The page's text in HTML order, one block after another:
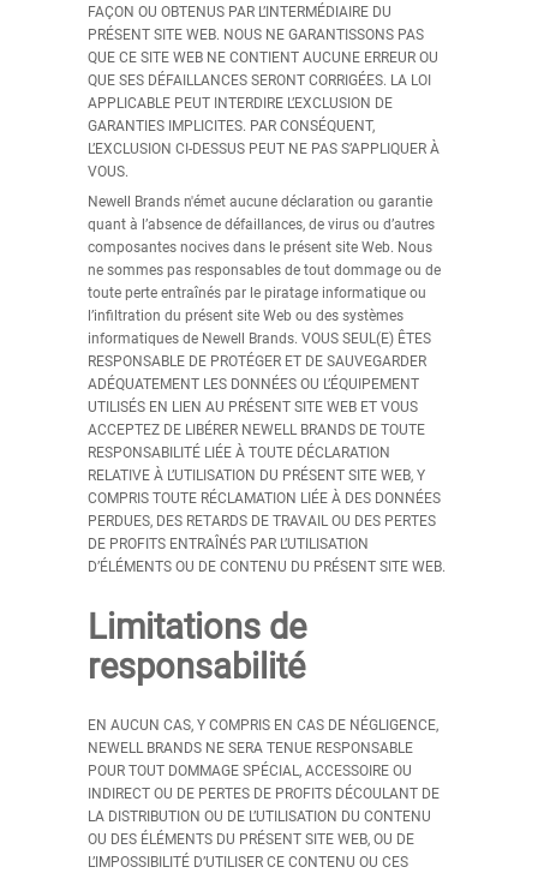
FAÇON OU OBTENUS PAR L’INTERMÉDIAIRE DU
PRÉSENT SITE WEB. NOUS NE GARANTISSONS PAS
QUE CE SITE WEB NE CONTIENT AUCUNE ERREUR OU
QUE SES DÉFAILLANCES SERONT CORRIGÉES. LA LOI
APPLICABLE PEUT INTERDIRE L’EXCLUSION DE
GARANTIES IMPLICITES. PAR CONSÉQUENT,
L’EXCLUSION CI-DESSUS PEUT NE PAS S’APPLIQUER À
VOUS.
Newell Brands n'émet aucune déclaration ou garantie
quant à l’absence de défaillances, de virus ou d’autres
composantes nocives dans le présent site Web. Nous
ne sommes pas responsables de tout dommage ou de
toute perte entraînés par le piratage informatique ou
l’infiltration du présent site Web ou des systèmes
informatiques de Newell Brands. VOUS SEUL(E) ÊTES
RESPONSABLE DE PROTÉGER ET DE SAUVEGARDER
ADÉQUATEMENT LES DONNÉES OU L’ÉQUIPEMENT
UTILISÉS EN LIEN AU PRÉSENT SITE WEB ET VOUS
ACCEPTEZ DE LIBÉRER NEWELL BRANDS DE TOUTE
RESPONSABILITÉ LIÉE À TOUTE DÉCLARATION
RELATIVE À L’UTILISATION DU PRÉSENT SITE WEB, Y
COMPRIS TOUTE RÉCLAMATION LIÉE À DES DONNÉES
PERDUES, DES RETARDS DE TRAVAIL OU DES PERTES
DE PROFITS ENTRAÎNÉS PAR L’UTILISATION
D’ÉLÉMENTS OU DE CONTENU DU PRÉSENT SITE WEB.
Limitations de
responsabilité
EN AUCUN CAS, Y COMPRIS EN CAS DE NÉGLIGENCE,
NEWELL BRANDS NE SERA TENUE RESPONSABLE
POUR TOUT DOMMAGE SPÉCIAL, ACCESSOIRE OU
INDIRECT OU DE PERTES DE PROFITS DÉCOULANT DE
LA DISTRIBUTION OU DE L’UTILISATION DU CONTENU
OU DES ÉLÉMENTS DU PRÉSENT SITE WEB, OU DE
L’IMPOSSIBILITÉ D’UTILISER CE CONTENU OU CES